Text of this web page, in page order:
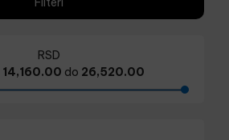
RSD
14,160.00 do 26,520.00